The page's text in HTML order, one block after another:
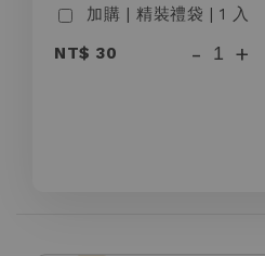
加購 | 精裝禮袋 | 1 入
NT$ 30
- +